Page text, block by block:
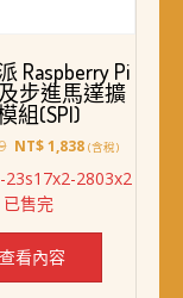
Raspberry Pi
及步進馬達擴
組(SPI)
原
價
格：
NT$ 1,989。
NT$1,838目
價
NT$ 1,838。
(含稅)
23s17x2-2803x2
已售完
查看內容